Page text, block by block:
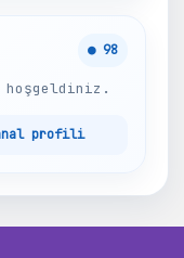
● 98
hoşgeldiniz.
profili